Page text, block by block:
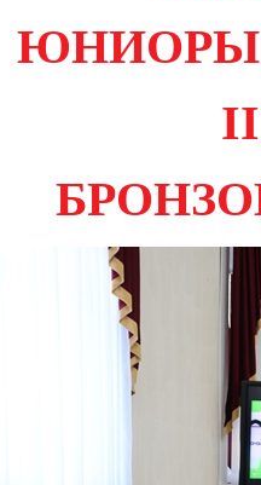
ЮНИОРЫ